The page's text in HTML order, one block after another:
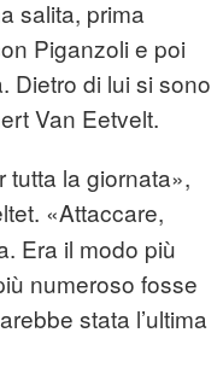
salita, prima
Piganzoli e poi
Dietro di lui si sono
Van Eetvelt.
tutta la giornata»,
«Attaccare,
Era il modo più
numeroso fosse
stata l’ultima